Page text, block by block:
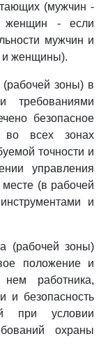
(мужчин -
женщин - если
мужчин и
и женщины).
(рабочей зоны) в
требованиями
безопасное
во всех зонах
точности и
управления
(в рабочей
и
(рабочей зоны)
положение и
работника,
и безопасность
при условии
охраны